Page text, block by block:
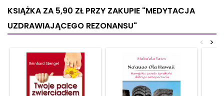
KSIĄŻKA ZA 5,90 ZŁPRZY ZAKUPIE "MEDYTACJA
UZDRAWIAJĄCEGO REZONANSU"
>
<